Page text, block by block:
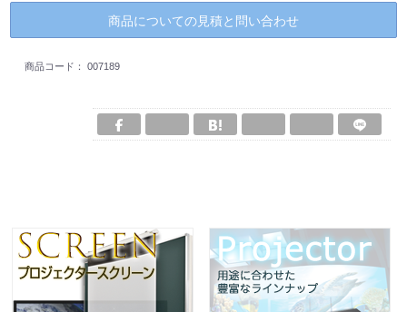
商品についての見積と問い合わせ
商品コード： 007189